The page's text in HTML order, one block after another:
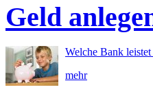
Geld
Welche Bank
mehr